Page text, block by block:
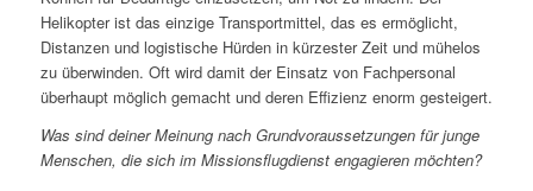
Helikopter ist das einzige Transportmittel, das es ermöglicht,
Distanzen und logistische Hürden in kürzester Zeit und mühelos
zu überwinden. Oft wird damit der Einsatz von Fachpersonal
überhaupt möglich gemacht und deren Effizienz enorm gesteigert.
Was sind deiner Meinung nach Grundvoraussetzungen für junge
Menschen, die sich im Missionsflugdienst engagieren möchten?